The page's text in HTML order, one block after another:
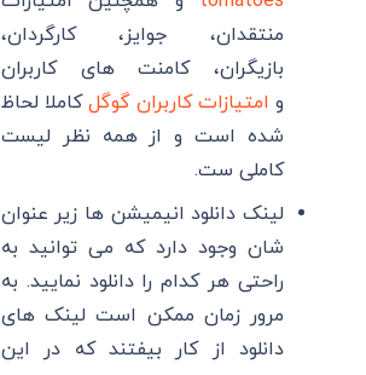
منتقدان، جوایز، کارگردان،
بازیگران، کامنت های کاربران
و امتیازات کاربران گوگلکاملا لحاظ
شده است و از همه نظر لیست
کاملی ست.
لینک دانلود انیمیشن ها زیر عنوان
شان وجود دارد که می توانید به
راحتی هر کدام را دانلود نمایید. به
مرور زمان ممکن است لینک های
دانلود از کار بیفتند که در این